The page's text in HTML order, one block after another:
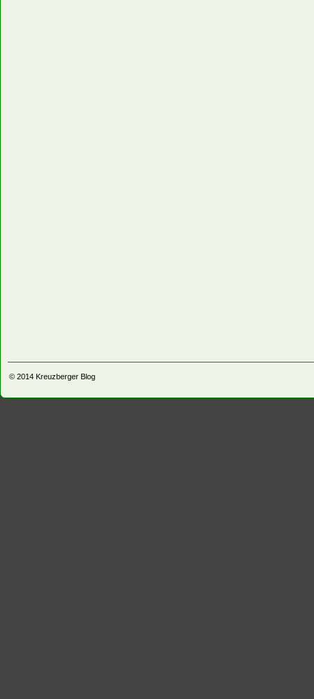
© 2014 Kreuzberger Blog